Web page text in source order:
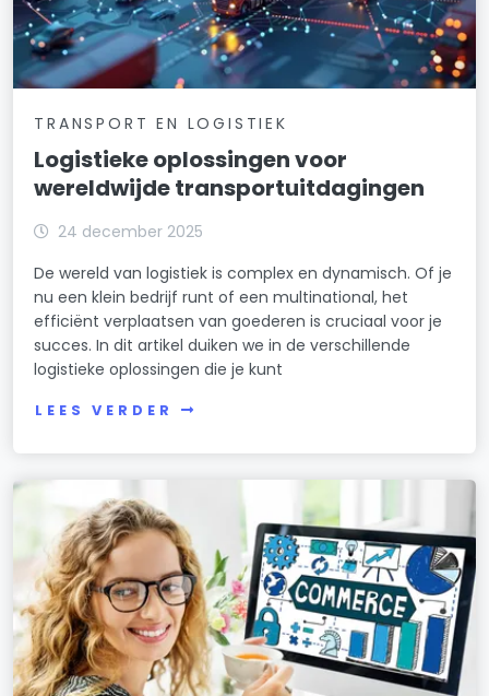
TRANSPORT EN LOGISTIEK
Logistieke oplossingen voor
wereldwijde transportuitdagingen
24 december 2025
De wereld van logistiek is complex en dynamisch. Of je
nu een klein bedrijf runt of een multinational, het
efficiënt verplaatsen van goederen is cruciaal voor je
succes. In dit artikel duiken we in de verschillende
logistieke oplossingen die je kunt
LEES VERDER